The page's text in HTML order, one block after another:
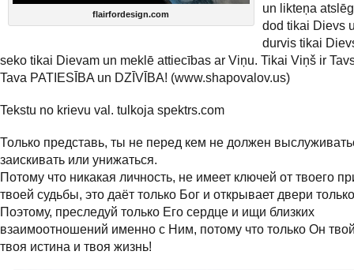
flairfordesign.com
un likteņa
dod tikai Dievs
durvis tikai
seko tikai Dievam un meklē attiecības ar Viņu. Tikai Viņš ir
Tava PATIESĪBA un DZĪVĪBA! (www.shapovalov.us)
Tekstu no krievu val. tulkoja spektrs.com
Только представь, ты не перед кем не должен
заискивать или унижаться.
Потому что никакая личность, не имеет ключей от твоего
твоей судьбы, это даёт только Бог и открывает двери
Поэтому, преследуй только Его сердце и ищи близких
взаимоотношений именно с Ним, потому что только Он
твоя истина и твоя жизнь!